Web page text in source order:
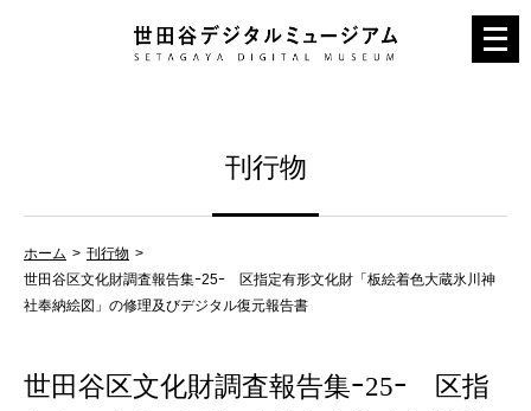
メ
ニ
刊行物
ホーム
刊行物
世田谷区文化財調査報告集ｰ25ｰ 区指定有形文化財「板絵着色大蔵氷川神
社奉納絵図」の修理及びデジタル復元報告書
世田谷区文化財調査報告集ｰ25ｰ 区指